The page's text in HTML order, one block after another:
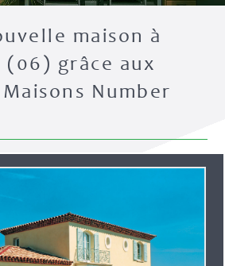
maison à
(06) grâce aux
Number